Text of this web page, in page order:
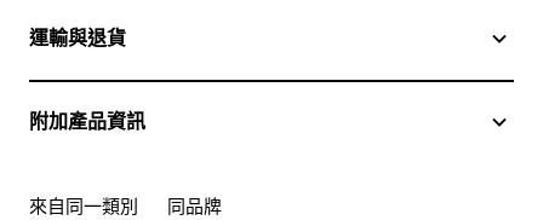
在人生的紀念冊裡，有些時刻就像一部浪漫電影，值得被反
束普通的花，而是一場精心策劃的浪漫探險。12 枝精選的紅
玫瑰，代表著「永恆的愛」與「一切順利」，而小玫瑰的嬌
人獻上的真摯情感，完美地表達「我愛你」或「我們的愛永
運輸與退貨
附加產品資訊
來自同一類別 同品牌